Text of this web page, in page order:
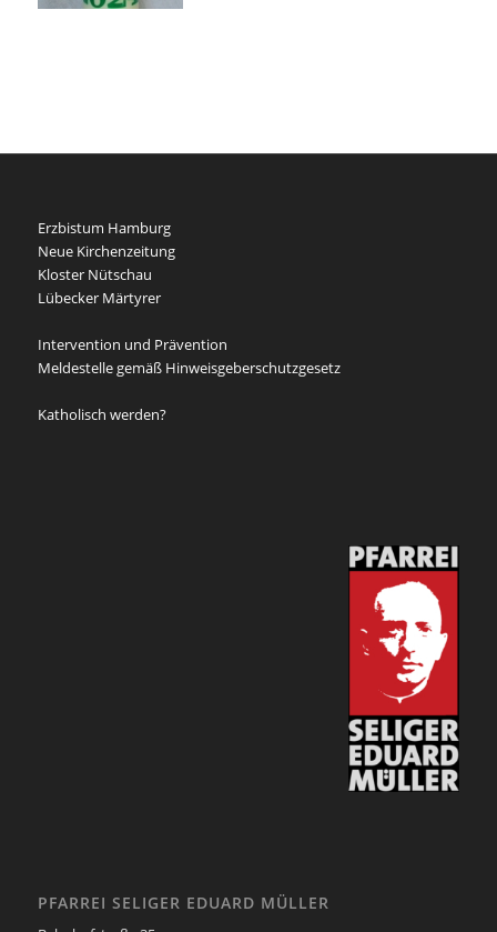
Erzbistum Hamburg
Neue Kirchenzeitung
Kloster Nütschau
Lübecker Märtyrer
Intervention und Prävention
Meldestelle gemäß Hinweisgeberschutzgesetz
Katholisch werden?
PFARREI SELIGER EDUARD MÜLLER